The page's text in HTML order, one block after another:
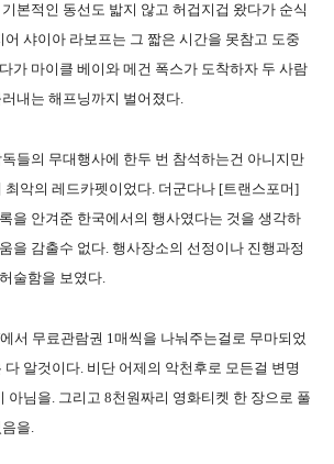
본적인 동선도 밟지 않고 허겁지겁 왔다가 순식
어 샤이아 라보프는 그 짧은 시간을 못참고 도중
가 마이클 베이와 메건 폭스가 도착하자 두 사람
내는 해프닝까지 벌어졌다.
들의 무대행사에 한두 번 참석하는건 아니지만
최악의 레드카펫이었다. 더군다나 [트랜스포머]
을 안겨준 한국에서의 행사였다는 것을 생각하
을 감출수 없다. 행사장소의 선정이나 진행과정
술함을 보였다.
서 무료관람권 1매씩을 나눠주는걸로 무마되었
다 알것이다. 비단 어제의 악천후로 모든걸 변명
아님을. 그리고 8천원짜리 영화티켓 한 장으로 풀
을.